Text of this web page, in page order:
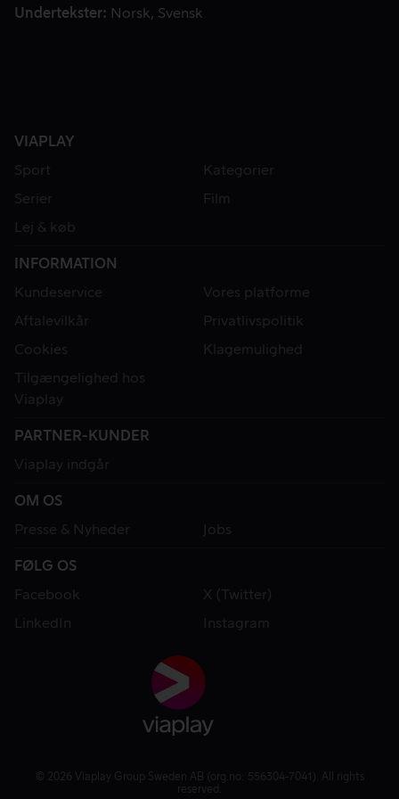
Undertekster
Norsk Svensk
VIAPLAY
Sport
Kategorier
Serier
Film
Lej & køb
INFORMATION
Kundeservice
Vores platforme
Aftalevilkår
Privatlivspolitik
Cookies
Klagemulighed
Tilgængelighed hos
Viaplay
PARTNER-KUNDER
Viaplay indgår
OM OS
Presse & Nyheder
Jobs
FØLG OS
Facebook
X (Twitter)
LinkedIn
Instagram
© 2026 Viaplay Group Sweden AB (org.no: 556304-7041). All rights
reserved.